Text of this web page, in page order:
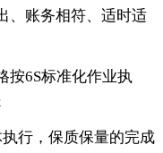
、账务相符、适时适
按6S标准化作业执
行，保质保量的完成